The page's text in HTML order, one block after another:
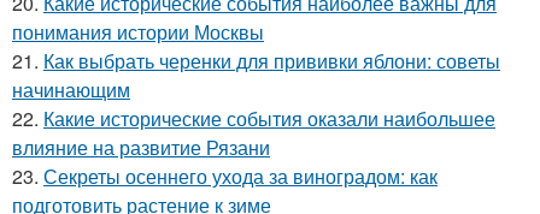
понимания истории Москвы
21. Как выбрать черенки для прививки яблони: советы
начинающим
22. Какие исторические события оказали наибольшее
влияние на развитие Рязани
23. Секреты осеннего ухода за виноградом: как
подготовить растение к зиме